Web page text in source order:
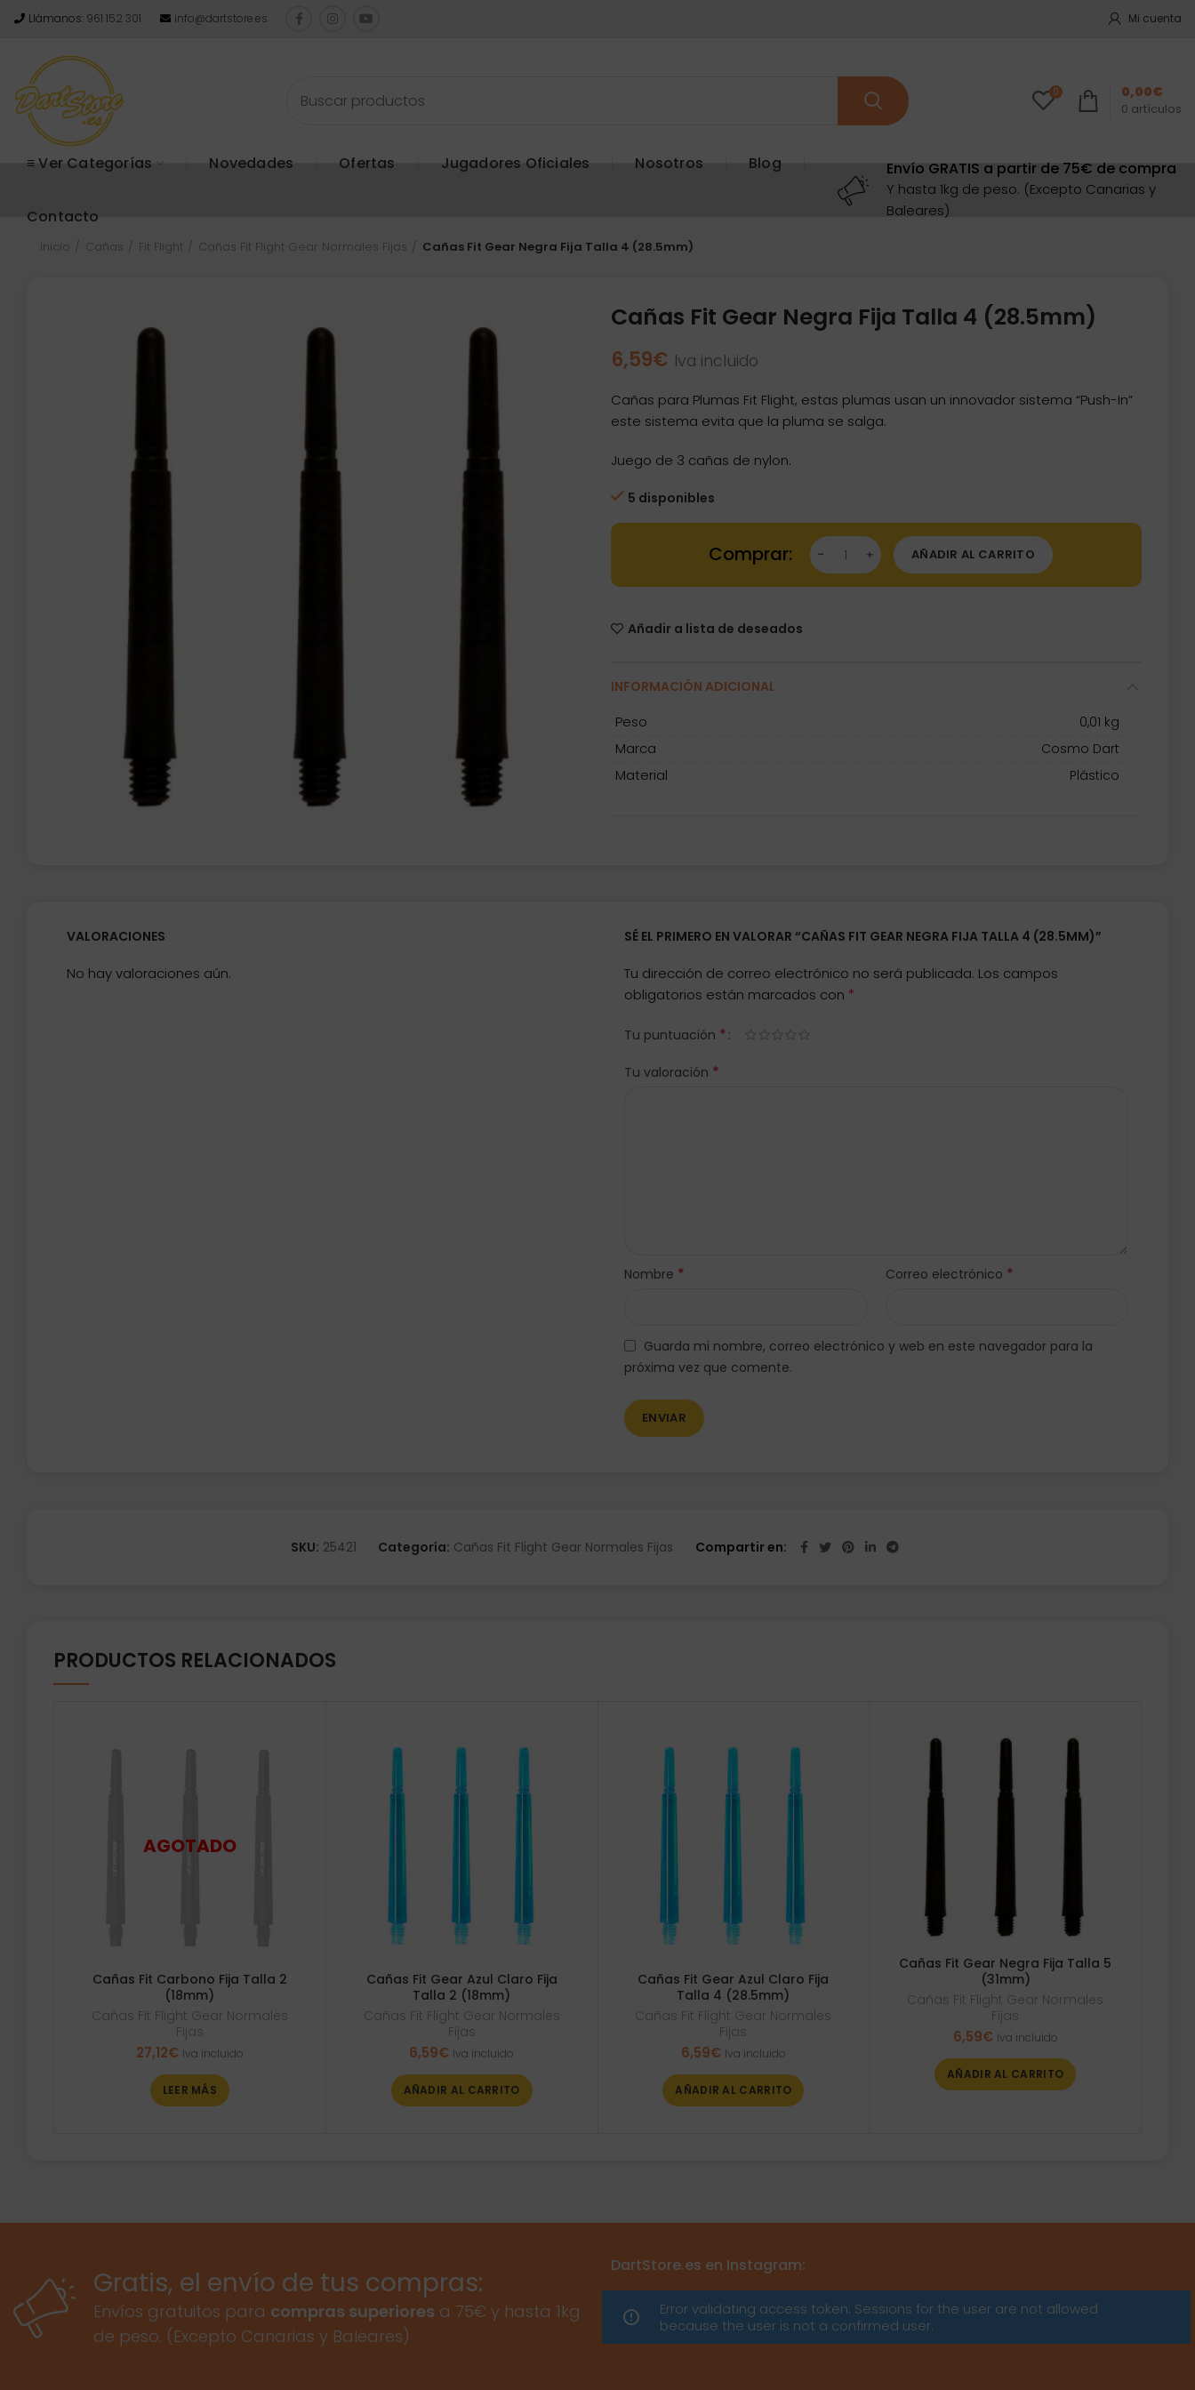
Llámanos: 961 152 301 info@dartstore.es Mi cuenta
0
0 artículos
0,00€
≡ Ver Categorías Novedades Ofertas Jugadores Oficiales Nosotros Blog
Contacto
Envío GRATIS a partir de 75€ de compra
Y hasta 1kg de peso. (Excepto Canarias y
Baleares)
Inicio Cañas Fit Flight Cañas Fit Flight Gear Normales Fijas Cañas Fit Gear Negra Fija Talla 4 (28.5mm)
Cañas Fit Gear Negra Fija Talla 4 (28.5mm)
6,59€ Iva incluido
Cañas para Plumas Fit Flight, estas plumas usan un innovador sistema “Push-In”
este sistema evita que la pluma se salga.
Juego de 3 cañas de nylon.
5 disponibles
Cañas Fit Gear Negra Fija Talla 4 (28.5mm) cantidad
AÑADIR AL CARRITO
Añadir a lista de deseados
INFORMACIÓN ADICIONAL
Peso 0,01 kg
Marca Cosmo Dart
Material Plástico
VALORACIONES
No hay valoraciones aún.
SÉ EL PRIMERO EN VALORAR “CAÑAS FIT GEAR NEGRA FIJA TALLA 4 (28.5MM)”
Tu dirección de correo electrónico no será publicada. Los campos
obligatorios están marcados con *
Tu puntuación *
Tu valoración *
Nombre * Correo electrónico *
Guarda mi nombre, correo electrónico y web en este navegador para la
próxima vez que comente.
SKU: 25421 Categoría: Cañas Fit Flight Gear Normales Fijas Compartir en
PRODUCTOS RELACIONADOS
Cañas Fit Carbono Fija Talla 2
(18mm)
Cañas Fit Flight Gear Normales
Fijas
27,12€ Iva incluido
LEER MÁS
Cañas Fit Gear Azul Claro Fija
Talla 2 (18mm)
Cañas Fit Flight Gear Normales
Fijas
6,59€ Iva incluido
AÑADIR AL CARRITO
Cañas Fit Gear Azul Claro Fija
Talla 4 (28.5mm)
Cañas Fit Flight Gear Normales
Fijas
6,59€ Iva incluido
AÑADIR AL CARRITO
Cañas Fit Gear Negra Fija Talla 5
(31mm)
Cañas Fit Flight Gear Normales
Fijas
6,59€ Iva incluido
AÑADIR AL CARRITO
Gratis, el envío de tus compras:
Envíos gratuitos para compras superiores a 75€ y hasta 1kg
de peso. (Excepto Canarias y Baleares)
DartStore.es en Instagram:
Error validating access token: Sessions for the user are not allowed
because the user is not a confirmed user.